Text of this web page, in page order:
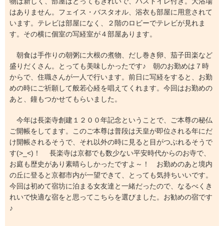
はありません。フェイス・バスタオル、浴衣も部屋に用意されて
います。テレビは部屋になく、２階のロビーでテレビが見れま
す。その横に個室の写経室が４部屋あります。
朝食は手作りの朝粥に大根の煮物、だし巻き卵、茄子田楽など
盛りだくさん。とっても美味しかったです♪ 朝のお勤めは７時
からで、住職さんが一人で行います。前日に写経をすると、お勤
めの時にご祈願して般若心経を唱えてくれます。今回はお勤めの
あと、鐘もつかせてもらいました。
今年は長楽寺創建１２００年記念ということで、ご本尊の秘仏
ご開帳をしてます。このご本尊は普段は天皇が即位される年にだ
け開帳されるそうで、それ以外の時に見ると目がつぶれるそうで
す(>_<)！ 長楽寺は京都でも数少ない平安時代からのお寺で、
お庭も歴史があり素晴らしかったですよ～！ お勤めのあと境内
の丘に登ると京都市内が一望できて、とっても気持ちいいです。
今回は初めて宿坊に泊まる女友達と一緒だったので、なるべくき
れいで快適な宿をと思ってこちらを選びました。お勧めの宿です
♪